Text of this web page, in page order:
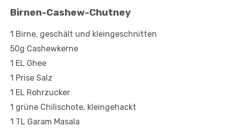
Birnen-Cashew-Chutney
1 Birne, geschält und kleingeschnitten
50g Cashewkerne
1 EL Ghee
1 Prise Salz
1 EL Rohrzucker
1 grüne Chilischote, kleingehackt
1 TL Garam Masala